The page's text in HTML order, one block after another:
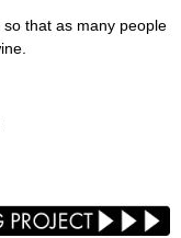
that as many people